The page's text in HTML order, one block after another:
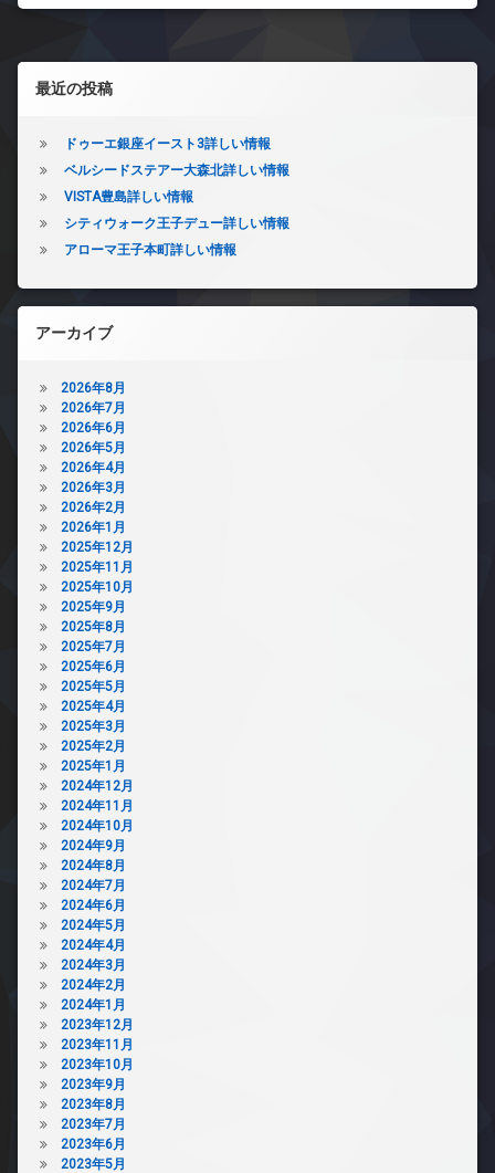
左サイドバー
最近の投稿
ドゥーエ銀座イースト3詳しい情報
ベルシードステアー大森北詳しい情報
VISTA豊島詳しい情報
シティウォーク王子デュー詳しい情報
アローマ王子本町詳しい情報
アーカイブ
2026年8月
2026年7月
2026年6月
2026年5月
2026年4月
2026年3月
2026年2月
2026年1月
2025年12月
2025年11月
2025年10月
2025年9月
2025年8月
2025年7月
2025年6月
2025年5月
2025年4月
2025年3月
2025年2月
2025年1月
2024年12月
2024年11月
2024年10月
2024年9月
2024年8月
2024年7月
2024年6月
2024年5月
2024年4月
2024年3月
2024年2月
2024年1月
2023年12月
2023年11月
2023年10月
2023年9月
2023年8月
2023年7月
2023年6月
2023年5月